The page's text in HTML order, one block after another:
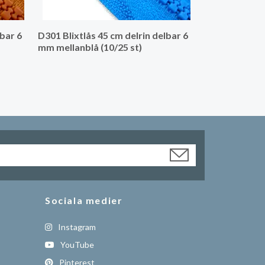
6
D301 Blixtlås 45 cm delrin delbar 6
mm mellanblå (10/25 st)
Sociala medier
Instagram
YouTube
Pinterest